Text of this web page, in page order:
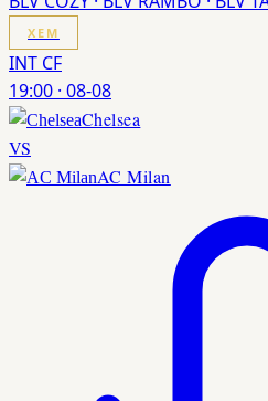
XEM
INT CF
19:00 · 08-08
Chelsea
VS
AC Milan